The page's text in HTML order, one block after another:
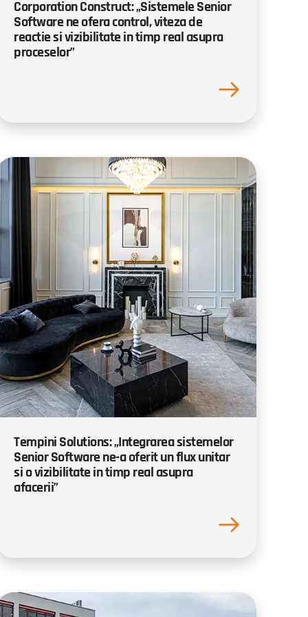
Corporation Construct: „Sistemele Senior
Software ne ofera control, viteza de
reactie si vizibilitate in timp real asupra
proceselor”
Tempini Solutions: „Integrarea sistemelor
Senior Software ne-a oferit un flux unitar
si o vizibilitate in timp real asupra
afacerii”